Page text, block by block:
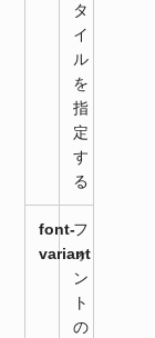
タ
イ
ル
を
指
定
す
る
font-
variant
フ
ォ
ン
ト
の